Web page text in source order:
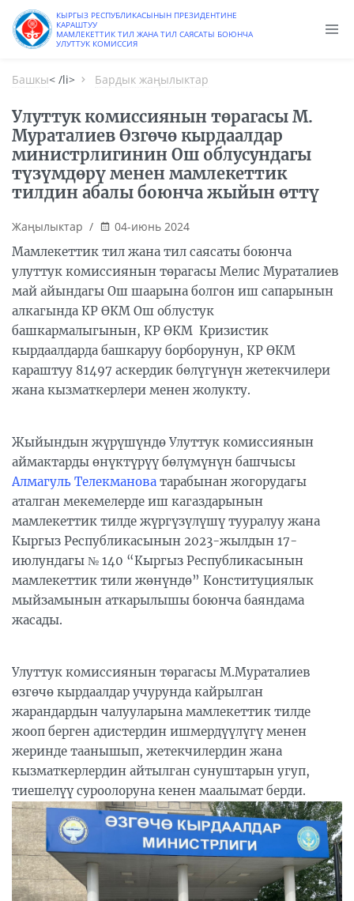
КЫРГЫЗ РЕСПУБЛИКАСЫНЫН ПРЕЗИДЕНТИНЕ
КАРАШТУУ
МАМЛЕКЕТТИК ТИЛ ЖАНА ТИЛ САЯСАТЫ БОЮНЧА
УЛУТТУК КОМИССИЯ
Башкы< /li> Бардык жаңылыктар
Улуттук комиссиянын төрагасы М.
Мураталиев Өзгөчө кырдаалдар
министрлигинин Ош облусундагы
түзүмдөрү менен мамлекеттик
тилдин абалы боюнча жыйын өттү
Жаңылыктар / 04-июнь 2024
Мамлекеттик тил жана тил саясаты боюнча
улуттук комиссиянын төрагасы Мелис Мураталиев
май айындагы Ош шаарына болгон иш сапарынын
алкагында КР ӨКМ Ош облустук
башкармалыгынын, КР ӨКМ Кризистик
кырдаалдарда башкаруу борборунун, КР ӨКМ
караштуу 81497 аскердик бөлүгүнүн жетекчилери
жана кызматкерлери менен жолукту.
Жыйындын жүрүшүндө Улуттук комиссиянын
аймактарды өнүктүрүү бөлүмүнүн башчысы
Алмагуль Телекманова тарабынан жогорудагы
аталган мекемелерде иш кагаздарынын
мамлекеттик тилде жүргүзүлүшү тууралуу жана
Кыргыз Республикасынын 2023-жылдын 17-
июлундагы № 140 “Кыргыз Республикасынын
мамлекеттик тили жөнүндө” Конституциялык
мыйзамынын аткарылышы боюнча баяндама
жасады.
Улуттук комиссиянын төрагасы М.Мураталиев
өзгөчө кырдаалдар учурунда кайрылган
жарандардын чалууларына мамлекеттик тилде
жооп берген адистердин ишмердүүлүгү менен
жеринде таанышып, жетекчилердин жана
кызматкерлердин айтылган сунуштарын угуп,
тиешелүү суроолоруна кенен маалымат берди.